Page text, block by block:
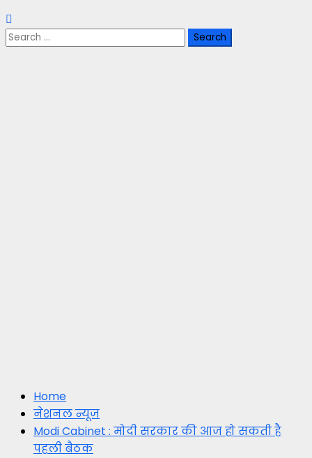
Search
Home
नेशनल न्यूज़
Modi Cabinet : मोदी सरकार की आज हो सकती है
पहली बैठक